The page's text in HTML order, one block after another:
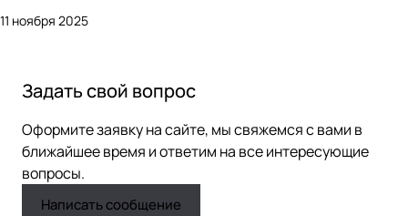
11 ноября 2025
Задать свой вопрос
Оформите заявку на сайте, мы свяжемся с вами в
ближайшее время и ответим на все интересующие
вопросы.
Написать сообщение